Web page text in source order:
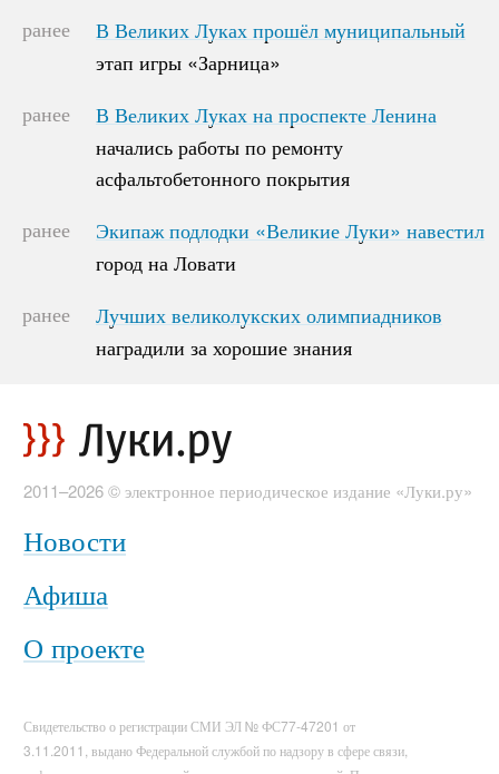
ранее
В Великих Луках прошёл муниципальный
этап игры «Зарница»
В Великих Луках прошёл муниципальный
этап игры «Зарница»
ранее
В Великих Луках на проспекте Ленина
начались работы по ремонту
асфальтобетонного покрытия
В Великих Луках на проспекте Ленина
начались работы по ремонту
асфальтобетонного покрытия
ранее
Экипаж подлодки «Великие Луки» навестил
город на Ловати
Экипаж подлодки «Великие Луки» навестил
город на Ловати
ранее
Лучших великолукских олимпиадников
наградили за хорошие знания
Лучших великолукских олимпиадников
наградили за хорошие знания
2011–2026 © электронное периодическое издание «Луки.ру»
Новости
Афиша
О проекте
Свидетельство о регистрации СМИ ЭЛ № ФС77-47201 от
3.11.2011, выдано Федеральной службой по надзору в сфере связи,